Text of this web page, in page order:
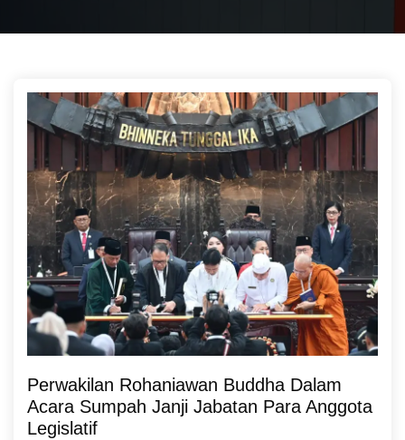
Perwakilan Rohaniawan Buddha Dalam
Acara Sumpah Janji Jabatan Para Anggota
Legislatif